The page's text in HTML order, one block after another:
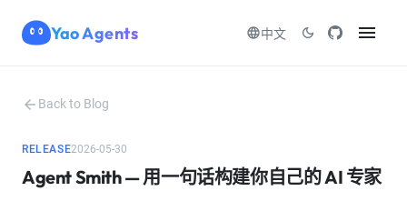
Yao Agents language中文 dark_mode menu
arrow_back Back to Blog
RELEASE2026-05-30
Agent Smith — 用一句话构建你自己的 AI 专家